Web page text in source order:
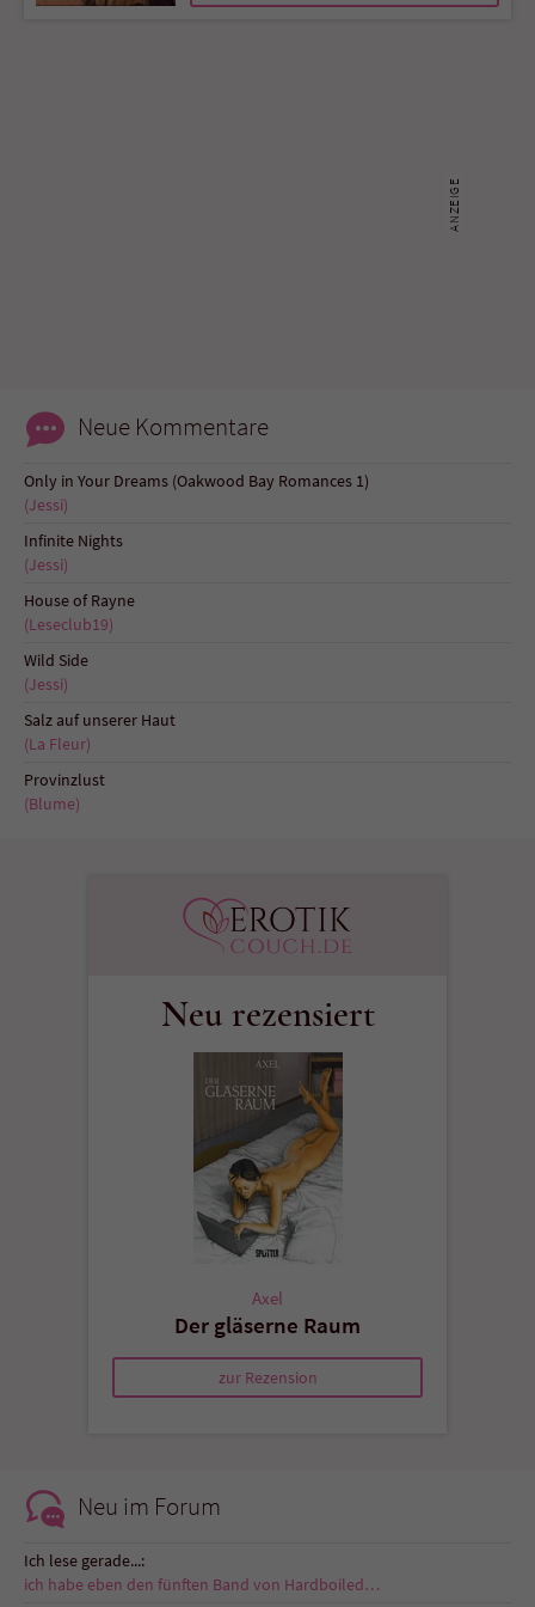
Neue Kommentare
Only in Your Dreams (Oakwood Bay Romances 1)
(Jessi)
Infinite Nights
(Jessi)
House of Rayne
(Leseclub19)
Wild Side
(Jessi)
Salz auf unserer Haut
(La Fleur)
Provinzlust
(Blume)
Neu rezensiert
Axel
Der gläserne Raum
zur Rezension
Neu im Forum
Ich lese gerade...:
ich habe eben den fünften Band von Hardboiled…
Cookie für Kommentare einzelner Buchtitel
Laufzeit
Zweck
Kommunikation der Webseite mit dem